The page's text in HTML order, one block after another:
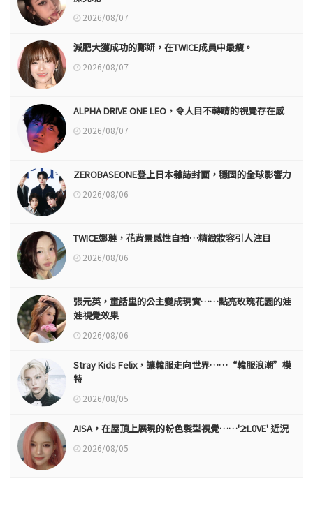
2026/08/07
減肥大獲成功的鄭妍，在TWICE成員中最瘦。
2026/08/07
ALPHA DRIVE ONE LEO，令人目不轉睛的視覺存在感
2026/08/07
ZEROBASEONE登上日本雜誌封面，穩固的全球影響力
2026/08/06
TWICE娜璉，花背景感性自拍…精緻妝容引人注目
2026/08/06
張元英，童話里的公主變成現實……點亮玫瑰花園的娃
娃視覺效果
2026/08/06
Stray Kids Felix，讓韓服走向世界……“韓服浪潮”模
特
2026/08/05
AISA，在屋頂上展現的粉色髮型視覺……'2:L0VE' 近況
2026/08/05